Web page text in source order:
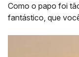
Como o papo foi
fantástico, que